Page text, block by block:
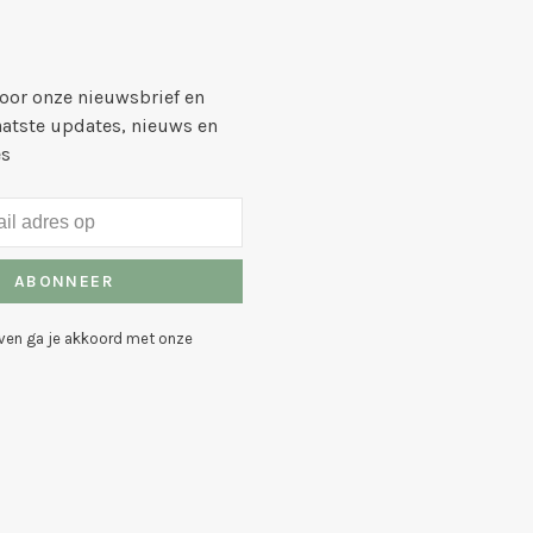
onze nieuwsbrief en
updates, nieuws en
ABONNEER
ga je akkoord met onze